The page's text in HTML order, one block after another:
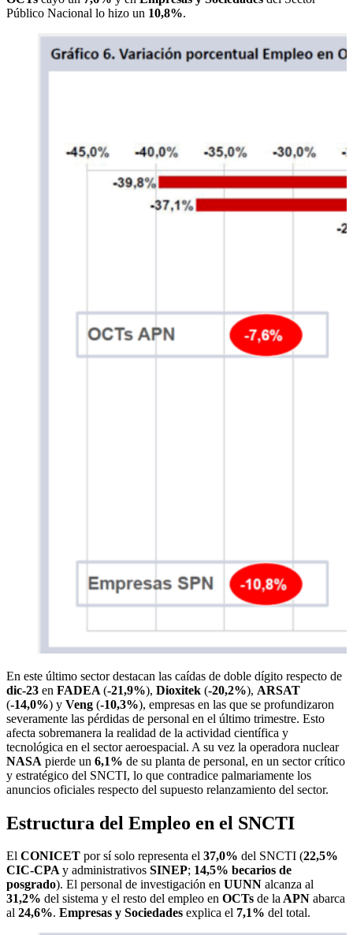
Público Nacional lo hizo un 10,8%.
En este último sector destacan las caídas de doble dígito respecto de
dic-23 en FADEA (-21,9%), Dioxitek (-20,2%), ARSAT
(-14,0%) y Veng (-10,3%), empresas en las que se profundizaron
severamente las pérdidas de personal en el último trimestre. Esto
afecta sobremanera la realidad de la actividad científica y
tecnológica en el sector aeroespacial. A su vez la operadora nuclear
NASA pierde un 6,1% de su planta de personal, en un sector crítico
y estratégico del SNCTI, lo que contradice palmariamente los
anuncios oficiales respecto del supuesto relanzamiento del sector.
Estructura del Empleo en el SNCTI
El CONICET por sí solo representa el 37,0% del SNCTI (22,5%
CIC-CPAy administrativos SINEP; 14,5% becarios de
posgrado). El personal de investigación en UUNN alcanza al
31,2% del sistema y el resto del empleo en OCTs de laAPN abarca
al 24,6%. Empresas y Sociedades explica el 7,1% del total.